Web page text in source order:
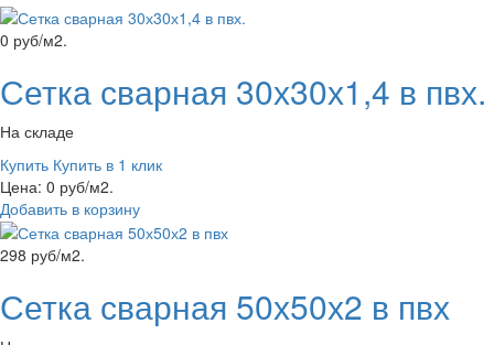
0 руб/м2.
Сетка сварная 30х30х1,4 в пвх.
На складе
Купить Купить в 1 клик
Цена: 0 руб/м2.
Добавить в корзину
298 руб/м2.
Сетка сварная 50х50х2 в пвх